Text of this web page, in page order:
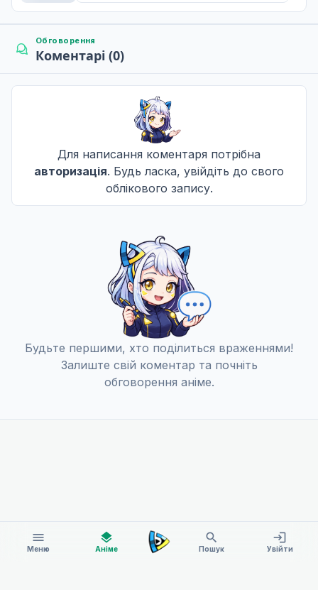
menu
Меню
layers
Аніме
search
Пошук
login
Увійти
Обговорення
Коментарі (0)
Для написання коментаря потрібна
авторизація. Будь ласка, увійдіть до свого
облікового запису.
Будьте першими, хто поділиться враженнями!
Залиште свій коментар та почніть
обговорення аніме.